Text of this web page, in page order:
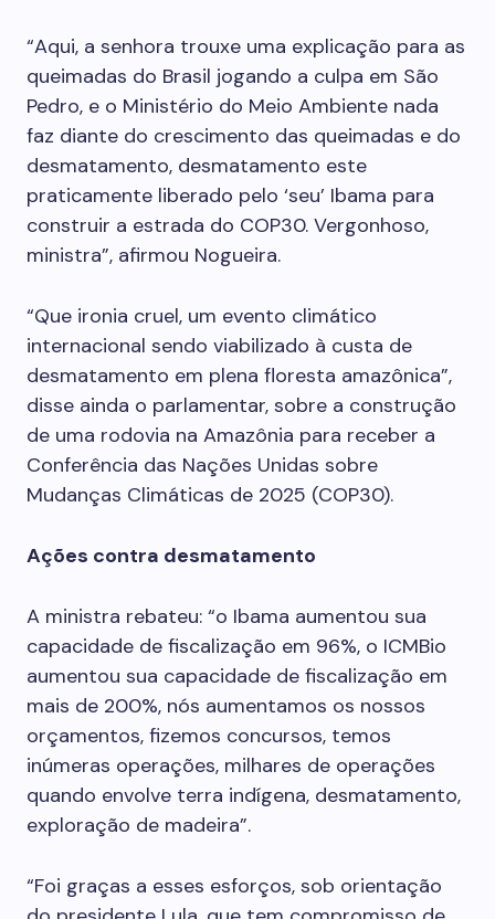
“Aqui, a senhora trouxe uma explicação para as
queimadas do Brasil jogando a culpa em São
Pedro, e o Ministério do Meio Ambiente nada
faz diante do crescimento das queimadas e do
desmatamento, desmatamento este
praticamente liberado pelo ‘seu’ Ibama para
construir a estrada do COP30. Vergonhoso,
ministra”, afirmou Nogueira.
“Que ironia cruel, um evento climático
internacional sendo viabilizado à custa de
desmatamento em plena floresta amazônica”,
disse ainda o parlamentar, sobre a construção
de uma rodovia na Amazônia para receber a
Conferência das Nações Unidas sobre
Mudanças Climáticas de 2025 (COP30).
Ações contra desmatamento
A ministra rebateu: “o Ibama aumentou sua
capacidade de fiscalização em 96%, o ICMBio
aumentou sua capacidade de fiscalização em
mais de 200%, nós aumentamos os nossos
orçamentos, fizemos concursos, temos
inúmeras operações, milhares de operações
quando envolve terra indígena, desmatamento,
exploração de madeira”.
“Foi graças a esses esforços, sob orientação